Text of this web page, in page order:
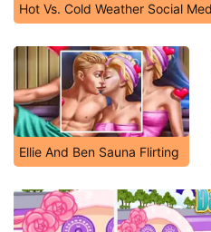
Hot Vs. Cold Weather Social
Ellie And Ben Sauna Flirting